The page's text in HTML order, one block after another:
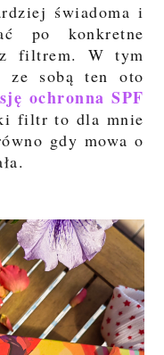
świadoma i
po konkretne
filtrem. W tym
ze sobą ten oto
ochronna SPF
filtr to dla mnie
gdy mowa o